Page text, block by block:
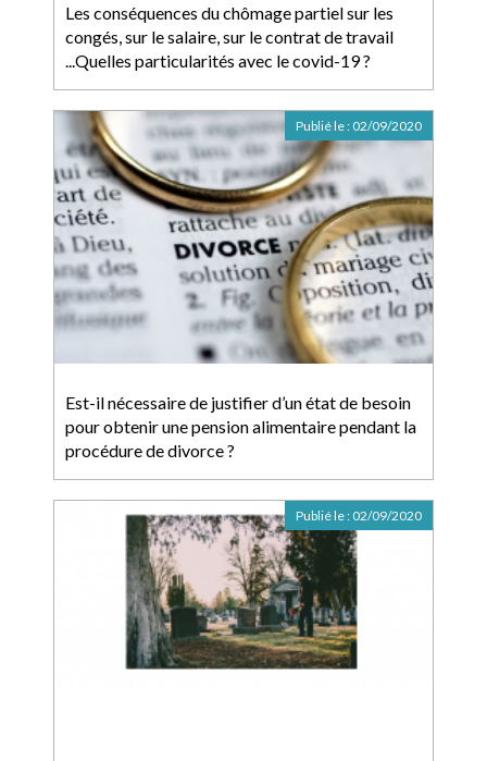
Les conséquences du chômage partiel sur les
congés, sur le salaire, sur le contrat de travail
...Quelles particularités avec le covid-19 ?
Est-il nécessaire de justifier d’un état de besoin
pour obtenir une pension alimentaire pendant la
procédure de divorce ?
Publié le : 02/09/2020
Publié le : 02/09/2020